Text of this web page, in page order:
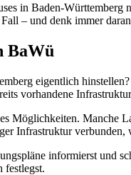
in Baden-
– und denk immer
BaWü
eigentlich
vorhandene
Möglichkeiten. Manche
Infrastruktur verbunden,
informierst und
festlegst.